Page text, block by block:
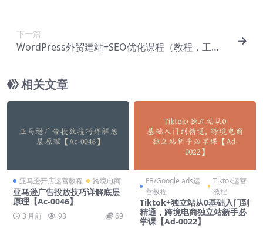
下一篇
WordPress外贸建站+SEO优化课程（教程，工
相关文章
亚马逊开店运营教程 跨境电商
亚马逊广告投放技巧详解底层
原理【Ac-0046】
3 月前 93 69
FB/Google ads运
营教程
Tiktok运营
教程
Tiktok+独立站从0基础入门到
精通，跨境电商独立站新手必
学课【Ad-0022】